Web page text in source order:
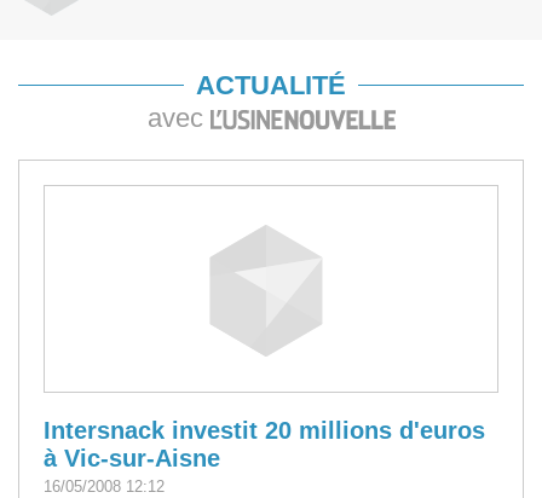
ACTUALITÉ
avec
Intersnack investit 20 millions d'euros
à Vic-sur-Aisne
16/05/2008 12:12